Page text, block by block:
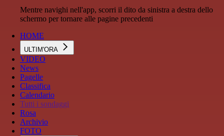
Mentre navighi nell'app, scorri il dito da sinistra a destra dello
schermo per tornare alle pagine precedenti
HOME
ULTIM'ORA
VIDEO
News
Pagelle
Classifica
Calendario
Tutti i sondaggi
Rosa
Archivio
FOTO